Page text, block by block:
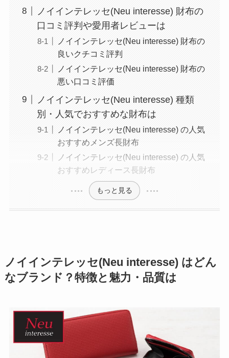
ノイインテレッセ(Neu interesse) 財布の
口コミ評判や愛用者レビューは
ノイインテレッセ(Neu interesse) 財布の
良いクチコミ評判
ノイインテレッセ(Neu interesse) 財布の
悪い口コミ評価
ノイインテレッセ(Neu interesse) 種類
別・人気でおすすめな財布は
ノイインテレッセ(Neu interesse) の人気
おすすめメンズ長財布
ノイインテレッセ(Neu interesse) の人気
おすすめレディース長財布
もっと見る
ノイインテレッセ(Neu interesse) はどん
なブランド？特徴と魅力・品質は